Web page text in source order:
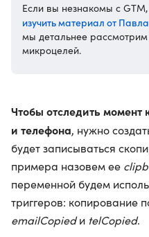
Если вы незнакомы с
изучить материал от
мы детальнее
микроцелей.
Чтобы отследить момент
и телефона, нужно
будет записываться
примера назовем ее
переменной будем
триггеров: копирование
emailCopiedи telCopied.